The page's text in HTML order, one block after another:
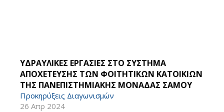
ΥΔΡΑΥΛΙΚΕΣ ΕΡΓΑΣΙΕΣ ΣΤΟ ΣΥΣΤΗΜΑ
ΑΠΟΧΕΤΕΥΣΗΣ ΤΩΝ ΦΟΙΤΗΤΙΚΩΝ ΚΑΤΟΙΚΙΩΝ
ΤΗΣ ΠΑΝΕΠΙΣΤΗΜΙΑΚΗΣ ΜΟΝΑΔΑΣ ΣΑΜΟΥ
Προκηρύξεις Διαγωνισμών
26 Απρ 2024